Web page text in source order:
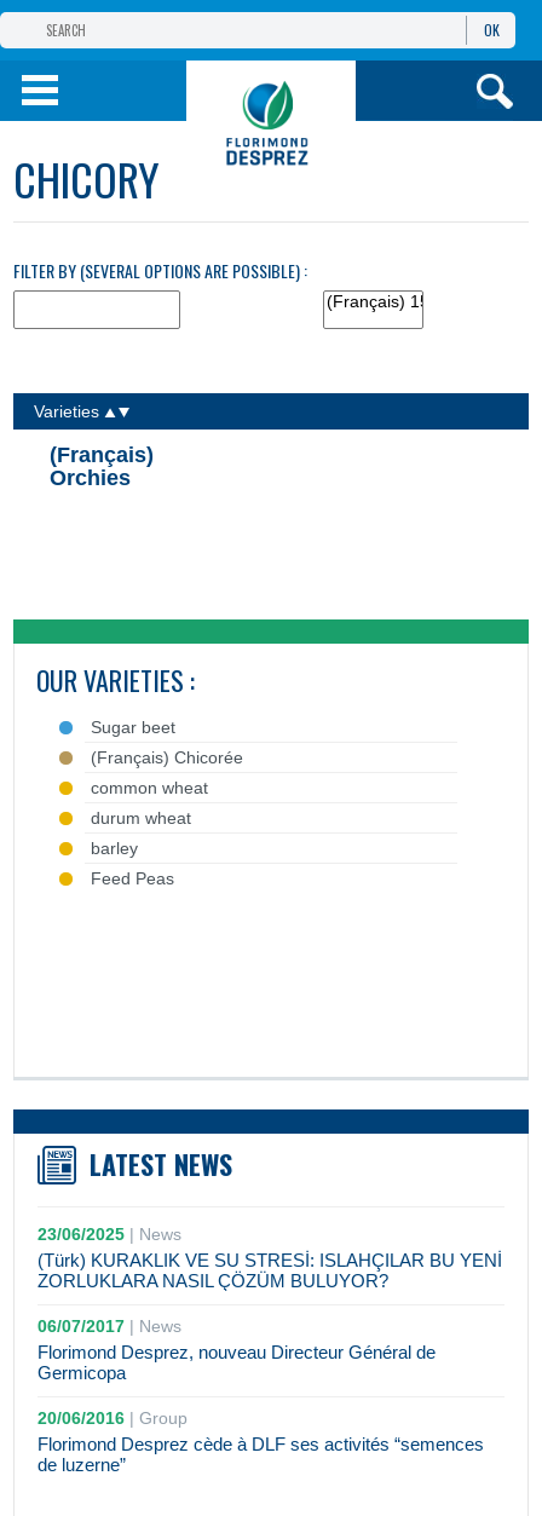
(FRANÇAIS) GROUPE FLORIMOND
(FRANÇAIS) PRODUITS
BILGI VEHIZMETLER
OK
CHICORY
FILTER BY (SEVERAL OPTIONS ARE POSSIBLE) :
Varieties
(Français)
Orchies
OUR VARIETIES :
Sugar beet
(Français) Chicorée
common wheat
durum wheat
barley
Feed Peas
LATEST NEWS
23/06/2025 | News
(Türk) KURAKLIK VE SU STRESİ: ISLAHÇILAR BU YENİ
ZORLUKLARA NASIL ÇÖZÜM BULUYOR?
06/07/2017 | News
Florimond Desprez, nouveau Directeur Général de
Germicopa
20/06/2016 |Group
Florimond Desprez cède à DLF ses activités “semences
de luzerne”